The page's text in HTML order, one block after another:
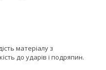
матеріалу з
до ударів і подряпин.